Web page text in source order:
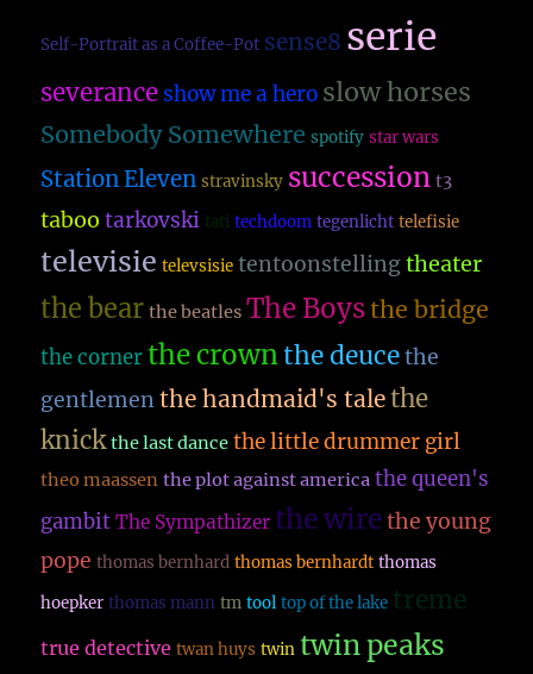
Self-Portrait as a Coffee-Pot sense8 serie
severance show me a hero slow horses
Somebody Somewhere spotify star wars
Station Eleven stravinsky succession t3
taboo tarkovski tati techdoom tegenlicht telefisie
televisie televsisie tentoonstelling theater
the bear the beatles The Boysthe bridge
the corner the crownthe deuce the
gentlemen the handmaid's talethe
knick the last dance the little drummer girl
theo maassen the plot against america the queen's
gambit The Sympathizer the wire the young
pope thomas bernhard thomas bernhardt thomas
hoepker thomas mann tm tool top of the lake treme
true detective twan huys twin twin peaks